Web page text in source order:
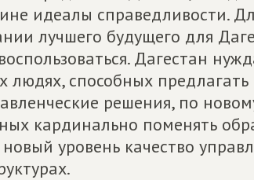
идеалы справедливости.
лучшего будущего для
Дагестан
людях, способных предлагать
решения, по
кардинально поменять
уровень качество